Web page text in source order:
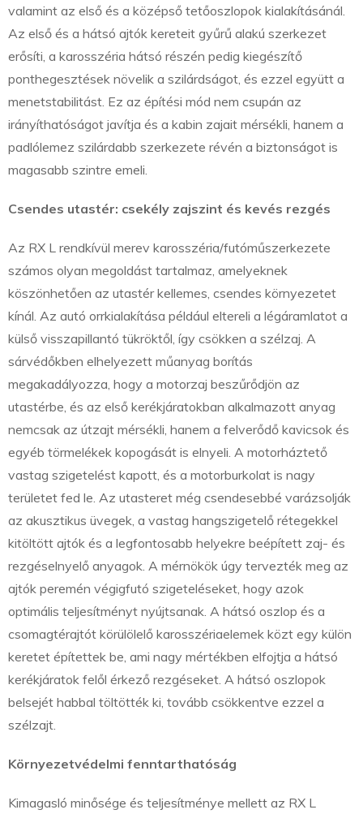
valamint az első és a középső tetőoszlopok kialakításánál.
Az első és a hátsó ajtók kereteit gyűrű alakú szerkezet
erősíti, a karosszéria hátsó részén pedig kiegészítő
ponthegesztések növelik a szilárdságot, és ezzel együtt a
menetstabilitást. Ez az építési mód nem csupán az
irányíthatóságot javítja és a kabin zajait mérsékli, hanem a
padlólemez szilárdabb szerkezete révén a biztonságot is
magasabb szintre emeli.
Csendes utastér: csekély zajszint és kevés rezgés
Az RX L rendkívül merev karosszéria/futóműszerkezete
számos olyan megoldást tartalmaz, amelyeknek
köszönhetően az utastér kellemes, csendes környezetet
kínál. Az autó orrkialakítása például eltereli a légáramlatot a
külső visszapillantó tükröktől, így csökken a szélzaj. A
sárvédőkben elhelyezett műanyag borítás
megakadályozza, hogy a motorzaj beszűrődjön az
utastérbe, és az első kerékjáratokban alkalmazott anyag
nemcsak az útzajt mérsékli, hanem a felverődő kavicsok és
egyéb törmelékek kopogását is elnyeli. A motorháztető
vastag szigetelést kapott, és a motorburkolat is nagy
területet fed le. Az utasteret még csendesebbé varázsolják
az akusztikus üvegek, a vastag hangszigetelő rétegekkel
kitöltött ajtók és a legfontosabb helyekre beépített zaj- és
rezgéselnyelő anyagok. A mérnökök úgy tervezték meg az
ajtók peremén végigfutó szigeteléseket, hogy azok
optimális teljesítményt nyújtsanak. A hátsó oszlop és a
csomagtérajtót körülölelő karosszériaelemek közt egy külön
keretet építettek be, ami nagy mértékben elfojtja a hátsó
kerékjáratok felől érkező rezgéseket. A hátsó oszlopok
belsejét habbal töltötték ki, tovább csökkentve ezzel a
szélzajt.
Környezetvédelmi fenntarthatóság
Kimagasló minősége és teljesítménye mellett az RX L